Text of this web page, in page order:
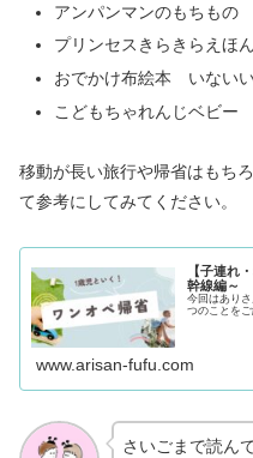
アンパンマンのもちもの
プリンセスきらきらえほ
おでかけ布絵本 いない
こどもちゃれんじベビー
移動が長い旅行や帰省はもち
て参考にしてみてください。
【子連れ
幹線編～
今回はあり
つのことをご
www.arisan-fufu.com
さいごまで読ん